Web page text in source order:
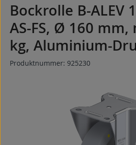
Bockrolle B-ALEV
AS-FS, Ø 160 mm,
kg, Aluminium-
Produktnummer: 925230